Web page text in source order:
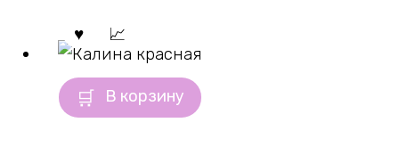
В корзину